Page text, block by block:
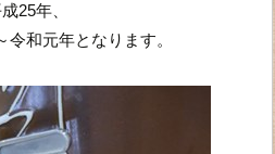
25年、
和元年となります。